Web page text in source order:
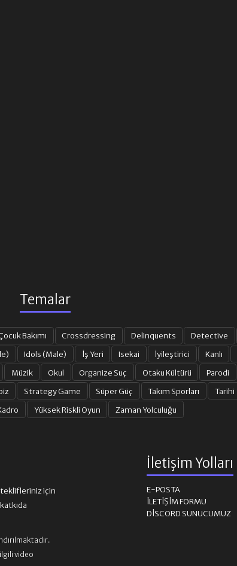
Temalar
Bakımı Crossdressing Delinquents Detective
Idols (Male) İş Yeri Isekai İyileştirici Kanlı
Müzik Okul Organize Suç Otaku Kültürü Parodi
Strategy Game Süper Güç Takım Sporları Tarihi
Yüksek Riskli Oyun Zaman Yolculuğu
teklifleriniz için
video
İletişim Yolları
E-POSTA
İLETIŞIM FORMU
DISCORD SUNUCUMUZ